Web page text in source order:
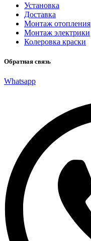
Установка
Доставка
Монтаж отопления
Монтаж электрики
Колеровка краски
Обратная связь
Whatsapp